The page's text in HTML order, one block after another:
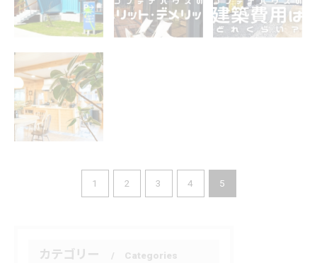
トシ株式会社
マトシ株式会社
ヤマトシ
中古リフォーム
1 2 3 4 5
カテゴリー Categories